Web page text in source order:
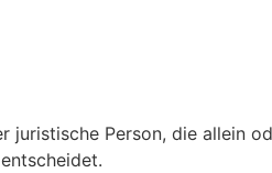
Person, die allein